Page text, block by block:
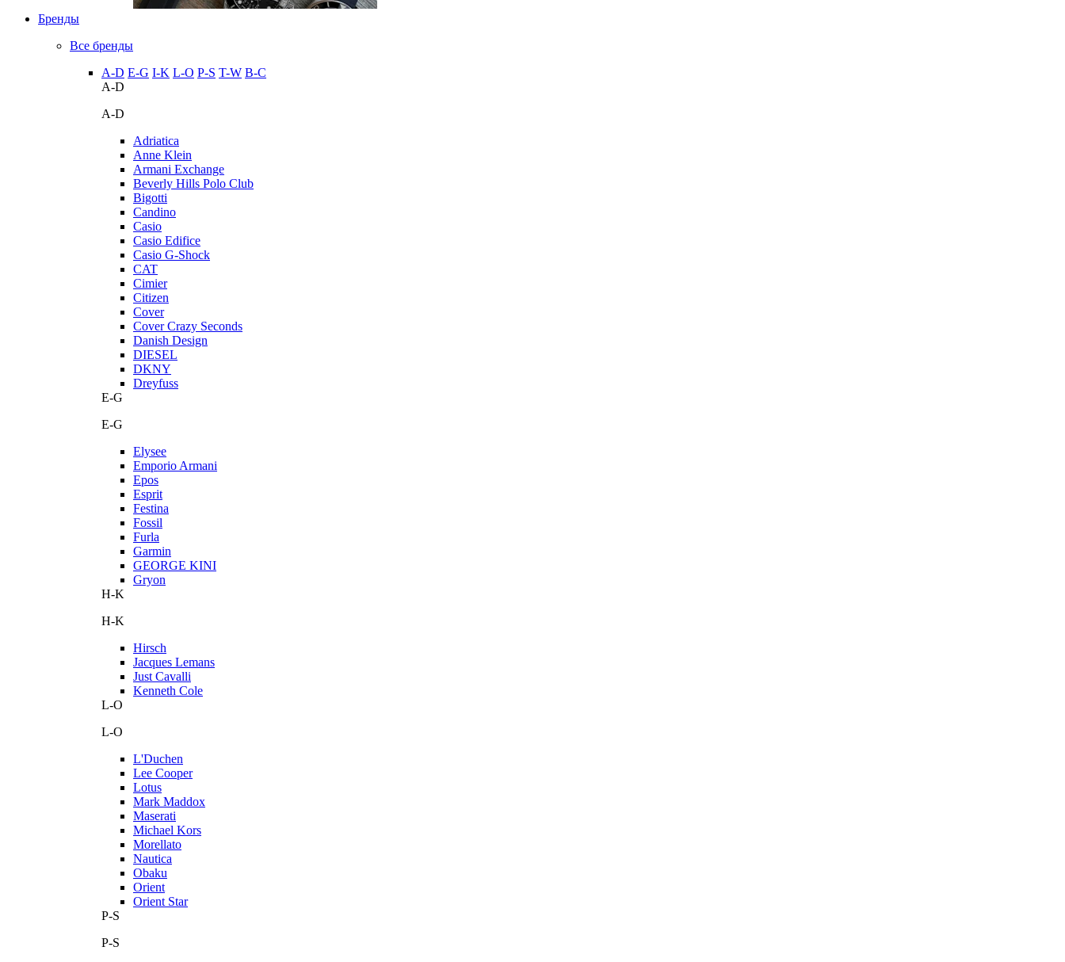
Бренды
Все бренды
A-D E-G I-K L-O P-S T-W В-С
A-D
A-D
Adriatica
Anne Klein
Armani Exchange
Beverly Hills Polo Club
Bigotti
Candino
Casio
Casio Edifice
Casio G-Shock
CAT
Cimier
Citizen
Cover
Cover Crazy Seconds
Danish Design
DIESEL
DKNY
Dreyfuss
E-G
E-G
Elysee
Emporio Armani
Epos
Esprit
Festina
Fossil
Furla
Garmin
GEORGE KINI
Gryon
H-K
H-K
Hirsch
Jacques Lemans
Just Cavalli
Kenneth Cole
L-O
L-O
L'Duchen
Lee Cooper
Lotus
Mark Maddox
Maserati
Michael Kors
Morellato
Nautica
Obaku
Orient
Orient Star
P-S
P-S